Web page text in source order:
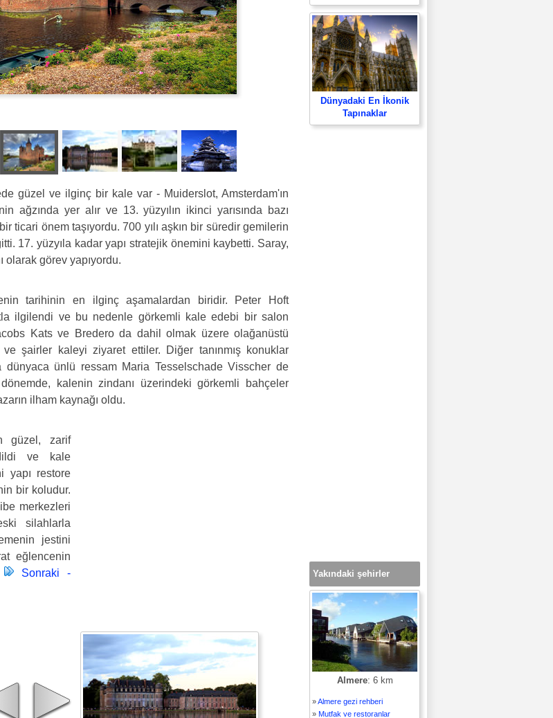
güzel ve ilginç bir kale var - Muiderslot, Amsterdam'ın
ağzında yer alır ve 13. yüzyılın ikinci yarısında bazı
ticari önem taşıyordu. 700 yılı aşkın bir süredir gemilerin
17. yüzyıla kadar yapı stratejik önemini kaybetti. Saray,
olarak görev yapıyordu.
tarihinin en ilginç aşamalardan biridir. Peter Hoft
ilgilendi ve bu nedenle görkemli kale edebi bir salon
Kats ve Bredero da dahil olmak üzere olağanüstü
ve şairler kaleyi ziyaret ettiler. Diğer tanınmış konuklar
dünyaca ünlü ressam Maria Tesselschade Visscher de
kalenin zindanı üzerindeki görkemli bahçeler
ilham kaynağı oldu.
güzel, zarif
ve kale
yapı restore
bir koludur.
merkezleri
silahlarla
jestini
eğlencenin
Sonraki -
Dünyadaki En İkonik
Tapınaklar
Yakındaki şehirler
Almere: 6 km
»Almere gezi rehberi
» Mutfak ve restoranlar